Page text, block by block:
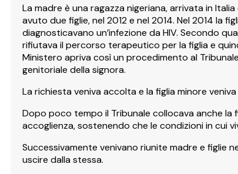
La madre è una ragazza nigeriana, arrivata in Italia
avuto due figlie, nel 2012 e nel 2014. Nel 2014 la
diagnosticavano un’infezione da HIV. Secondo
rifiutava il percorso terapeutico per la figlia e
Ministero apriva così un procedimento al
genitoriale della signora.
La richiesta veniva accolta e la figlia minore
Dopo poco tempo il Tribunale collocava anche la
accoglienza, sostenendo che le condizioni in cui
Successivamente venivano riunite madre e figlie
uscire dalla stessa.